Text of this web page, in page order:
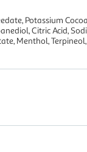
Potassium
Citric Acid,
Menthol,